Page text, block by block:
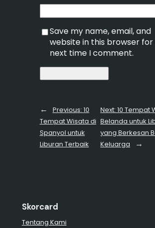
Save my name, email, and
website in this browser
next time I comment.
← Previous: 10
Tempat Wisata di
Spanyol untuk
Liburan Terbaik
Next: 10 Tempat
Belanda untuk
yang Berkesan
Keluarga
→
Skorcard
Tentang Kami